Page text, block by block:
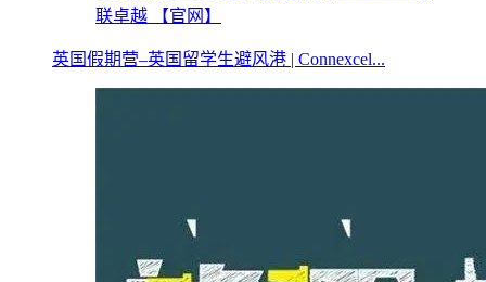
联卓越 【官网】
英国假期营–英国留学生避风港 | Connexcel...